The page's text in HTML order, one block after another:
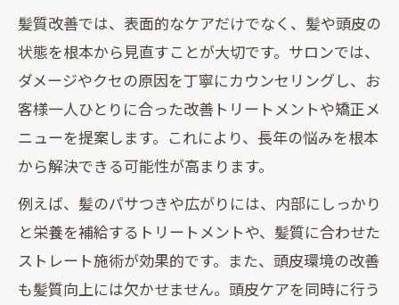
髪質改善では、表面的なケアだけでなく、髪や頭皮の
状態を根本から見直すことが大切です。サロンでは、
ダメージやクセの原因を丁寧にカウンセリングし、お
客様一人ひとりに合った改善トリートメントや矯正メ
ニューを提案します。これにより、長年の悩みを根本
から解決できる可能性が高まります。
例えば、髪のパサつきや広がりには、内部にしっかり
と栄養を補給するトリートメントや、髪質に合わせた
ストレート施術が効果的です。また、頭皮環境の改善
も髪質向上には欠かせません。頭皮ケアを同時に行う